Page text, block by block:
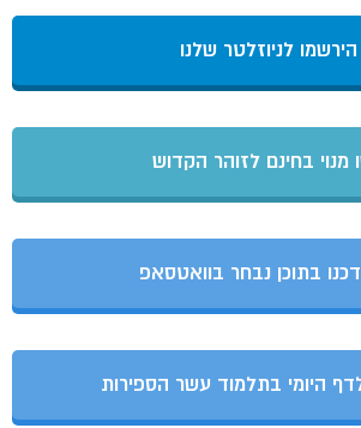
הירשמו לניוזלטר שלנו
מנוי בחינם לזוהר הקדוש
בתוכן נבחר בוואטסאפ
היומי בתלמוד עשר הספירות